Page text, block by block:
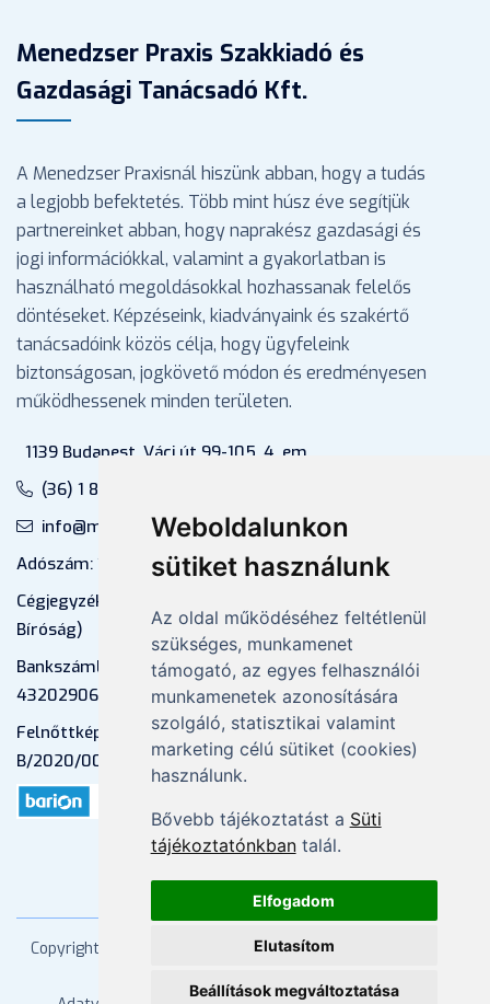
Weboldalunkon
sütiket használunk
Az oldal működéséhez feltétlenül
szükséges, munkamenet
támogató, az egyes felhasználói
munkamenetek azonosítására
szolgáló, statisztikai valamint
marketing célú sütiket (cookies)
használunk.
Bővebb tájékoztatást a Süti
tájékoztatónkbantalál.
Elfogadom
Elutasítom
Beállítások megváltoztatása
Menedzser Praxis Szakkiadó és
Gazdasági Tanácsadó Kft.
A Menedzser Praxisnál hiszünk abban, hogy a tudás
a legjobb befektetés. Több mint húsz éve segítjük
partnereinket abban, hogy naprakész gazdasági és
jogi információkkal, valamint a gyakorlatban is
használható megoldásokkal hozhassanak felelős
döntéseket. Képzéseink, kiadványaink és szakértő
tanácsadóink közös célja, hogy ügyfeleink
biztonságosan, jogkövető módon és eredményesen
működhessenek minden területen.
1139 Budapest, Váci út 99-105. 4. em.
(36) 1 880 76 00
info@mprx.hu
Adószám: 13598145-2-41
Cégjegyzékszám: 01-09-883770 (Fővárosi
Bíróság)
Bankszámlaszám: CIB Bank, 10700581-
43202906-51100005
Felnőttképzési nyilvántartási szám:
B/2020/000053
Copyright 2026 Mprx. Minden jog fenntartva